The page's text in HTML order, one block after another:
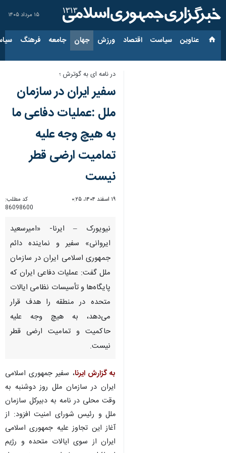
۱۵ مرداد ۱۴۰۵
عناوین‌ سیاست اقتصاد ورزش جهان جامعه فرهنگ
در نامه ای به گوترش ؛
سفیر ایران در سازمان
ملل :عملیات دفاعی ما
به هیچ وجه علیه
تمامیت ارضی قطر
نیست
۱۹ اسفند ۱۴۰۴، ۰:۲۵
کد مطلب:
86098600
نیویورک – ایرنا- «امیرسعید
ایروانی» سفیر و نماینده دائم
جمهوری اسلامی ایران در سازمان
ملل گفت: عملیات دفاعی ایران که
پایگاه‌ها و تأسیسات نظامی ایالات
متحده در منطقه را هدف قرار
می‌دهد، به هیچ وجه علیه
حاکمیت و تمامیت ارضی قطر
نیست.
به گزارش ایرنا، سفیر جمهوری اسلامی
ایران در سازمان ملل روز دوشنبه به
وقت محلی در نامه به دبیرکل سازمان
ملل و رئیس شورای امنیت افزود: از
آغاز این تجاوز علیه جمهوری اسلامی
ایران از سوی ایالات متحده و رژیم